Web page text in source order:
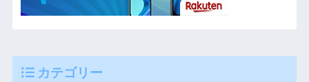
カテゴリー